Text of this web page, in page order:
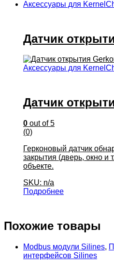
Аксессуары для
Датчик
Аксессуары для
Датчик
0 out of 5
(0)
Герконовый датчик
закрытия (дверь, окно и
объекте.
SKU: n/a
Подробнее
Похожие товары
Modbus модули Silines,
интерфейсов Silines